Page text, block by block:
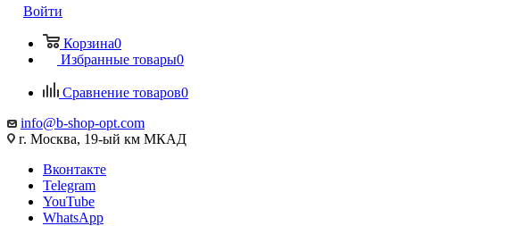
Войти
Корзина0
Избранные товары0
Сравнение товаров0
info@b-shop-opt.com
г. Москва, 19-ый км МКАД
Вконтакте
Telegram
YouTube
WhatsApp